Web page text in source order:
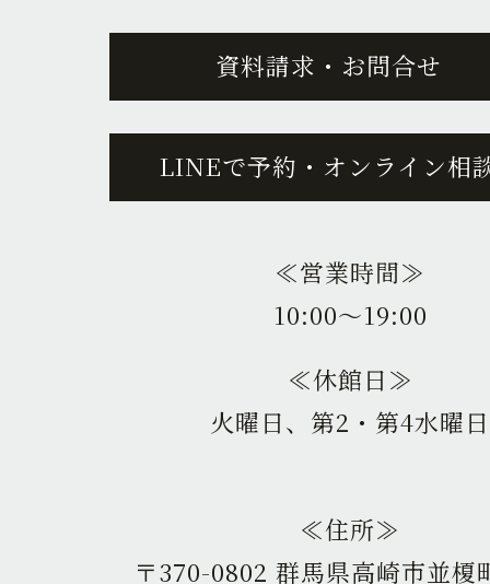
資料請求・お問合せ
LINEで予約・オンライン相
≪営業時間≫
10:00〜19:00
≪休館日≫
火曜日、第2・第4水曜日
≪住所≫
〒370-0802 群馬県高崎市並榎